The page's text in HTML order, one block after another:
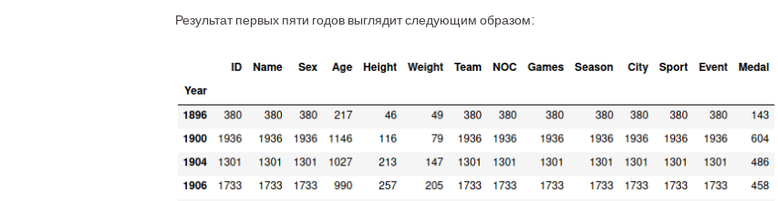
Результат первых пяти годов выглядит следующим образом: